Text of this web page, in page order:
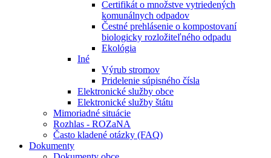
Certifikát o množstve vytriedených
komunálnych odpadov
Čestné prehlásenie o kompostovaní
biologicky rozložiteľného odpadu
Ekológia
Iné
Výrub stromov
Pridelenie súpisného čísla
Elektronické služby obce
Elektronické služby štátu
Mimoriadné situácie
Rozhlas - ROZaNA
Často kladené otázky (FAQ)
Dokumenty